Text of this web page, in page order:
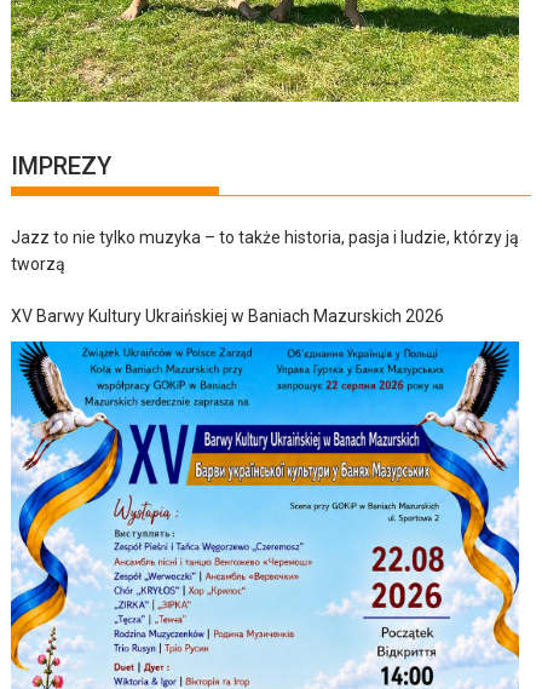
IMPREZY
Jazz to nie tylko muzyka – to także historia, pasja i ludzie, którzy ją
tworzą
XV Barwy Kultury Ukraińskiej w Baniach Mazurskich 2026